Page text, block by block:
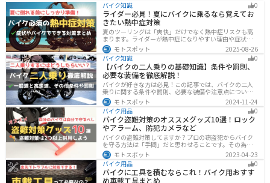
バイク知識 0
ライダー必見！夏にバイクに乗るなら覚えてお
きたい熱中症対策
夏のツーリングは「爽快」だけでなく熱中症リスクも高
まります。ライダーが熱中症になりやすい理由や症状、
危険性、そして安全に楽しむための対策を徹底解説。夏
用ウェア・水分補給・休憩ポイントの工夫など、猛暑で
も快適に走るコツを紹介します。
モトスポット
2025-08-26
バイク知識
0
【バイクの二人乗りの基礎知識】条件や罰則、
必要な装備を徹底解説！
バイクが好きな方は必見！この記事では、バイクの二人
乗りに関する条件や罰則、必要な装備や注意点について
解説しています。実はバイクの二人乗りを安全に楽しむ
ためには、条件やルールを知ることが大切です。この記
事を読めば、安全で快適なライディングを楽しめます。
モトスポット
2024-11-24
バイク用品
0
バイク盗難対策のオススメグッズ10選！ロック
やアラーム、防犯カメラなど
バイクの盗難対策してますか？プロの窃盗犯からバイク
を守る方法は「手間」だと思わせることです。その為に
は「チェーンロック 」「ディスクロック」などしっかり
と対策をしておきましょう。この記事では、すぐできる
バイクの盗難対策オススメグッズを紹介します。
モトスポット
2023-04-23
バイク用品
0
バイクに工具を積むならこれ！バイク用おすす
め車載工具まとめ